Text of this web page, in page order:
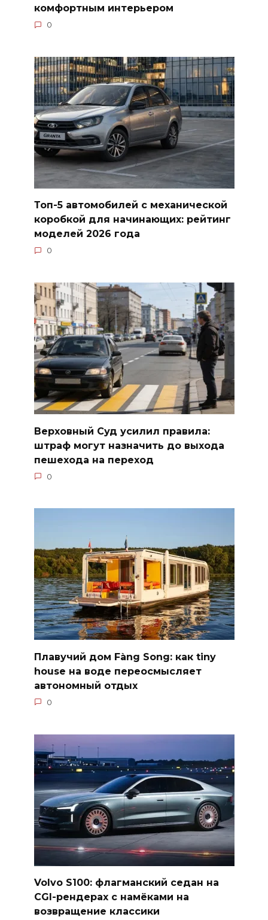
комфортным интерьером
0
Топ-5 автомобилей с механической
коробкой для начинающих: рейтинг
моделей 2026 года
0
Верховный Суд усилил правила:
штраф могут назначить до выхода
пешехода на переход
0
Плавучий дом Fàng Song: как tiny
house на воде переосмысляет
автономный отдых
0
Volvo S100: флагманский седан на
CGI-рендерах с намёками на
возвращение классики